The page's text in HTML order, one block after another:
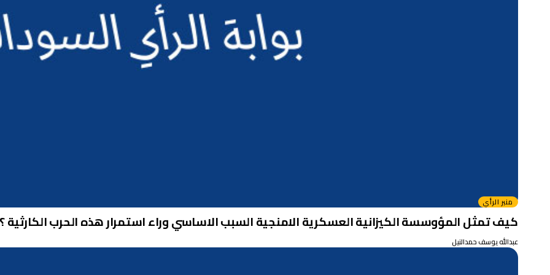
منبر الرأي
كيف تمثل المؤوسسة الكيزانية العسكرية الامنجية السبب الاساسي وراء استمرار هذه الحرب الكارثية ؟ ( 3-
عبدالله يوسف حمدالنيل